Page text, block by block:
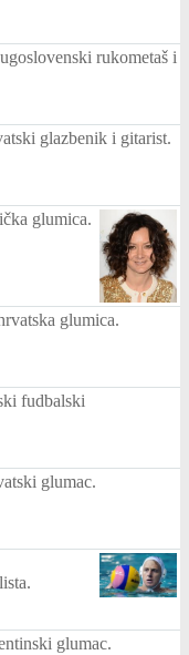
rukometaš i
glazbenik i gitarist.
glumica.
glumica.
fudbalski
glumac.
glumac.